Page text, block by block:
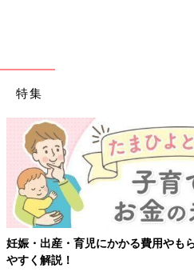
特集
妊娠・出産・育児にかかる費用やも
やすく解説！